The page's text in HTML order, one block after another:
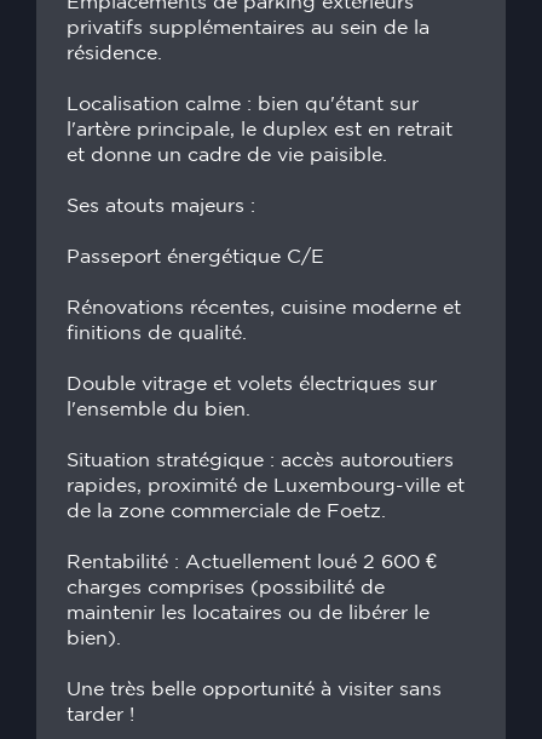
privatifs supplémentaires au sein de la
résidence.
Localisation calme : bien qu'étant sur
l'artère principale, le duplex est en retrait
et donne un cadre de vie paisible.
Ses atouts majeurs :
Passeport énergétique C/E
Rénovations récentes, cuisine moderne et
finitions de qualité.
Double vitrage et volets électriques sur
l'ensemble du bien.
Situation stratégique : accès autoroutiers
rapides, proximité de Luxembourg-ville et
de la zone commerciale de Foetz.
Rentabilité : Actuellement loué 2 600 €
charges comprises (possibilité de
maintenir les locataires ou de libérer le
bien).
Une très belle opportunité à visiter sans
tarder !